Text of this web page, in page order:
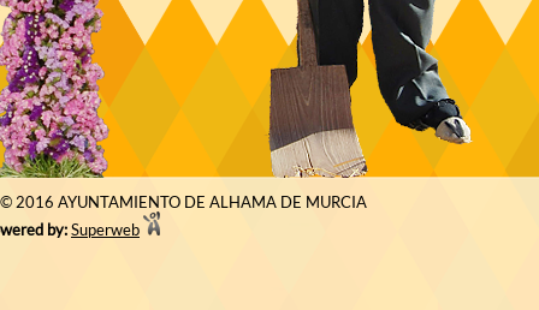
© 2016 AYUNTAMIENTO DE ALHAMA DE MURCIA
by:Superweb